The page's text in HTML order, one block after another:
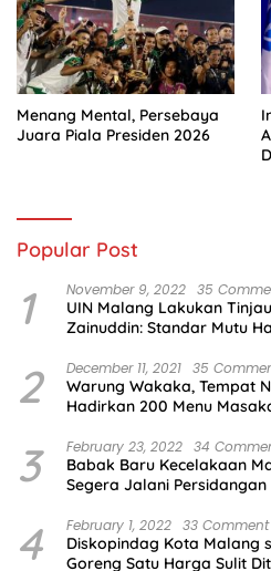
Menang Mental, Persebaya
Juara Piala Presiden 2026
Popular Post
1 November 9, 2022 35
UIN Malang Lakukan
Zainuddin: Standar Mutu
2 December 11, 2021 35
Warung Wakaka, Tempat
Hadirkan 200 Menu
3 February 23, 2022 34
Babak Baru Kecelakaan
Segera Jalani Persidangan
4 February 1, 2022 33 Comment
Diskopindag Kota Malang
Goreng Satu Harga Sulit